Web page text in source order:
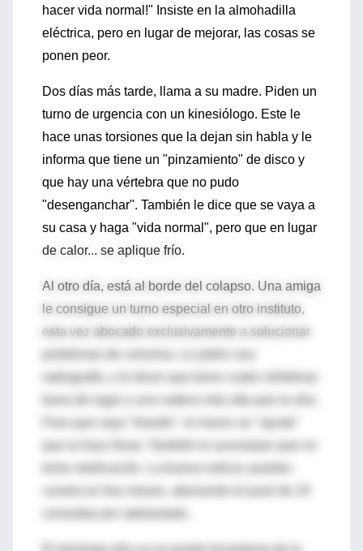
hacer vida normal!" Insiste en la almohadilla
eléctrica, pero en lugar de mejorar, las cosas se
ponen peor.
Dos días más tarde, llama a su madre. Piden un
turno de urgencia con un kinesiólogo. Este le
hace unas torsiones que la dejan sin habla y le
informa que tiene un "pinzamiento" de disco y
que hay una vértebra que no pudo
"desenganchar". También le dice que se vaya a
su casa y haga "vida normal", pero que en lugar
de calor... se aplique frío.
Al otro día, está al borde del colapso. Una amiga
le consigue un turno especial en otro instituto,
esta vez abocado exclusivamente a solucionar
radiografía, y le dicen que tiene cuatro vértebras
fuera de lugar y una cadera más alta que la otra.